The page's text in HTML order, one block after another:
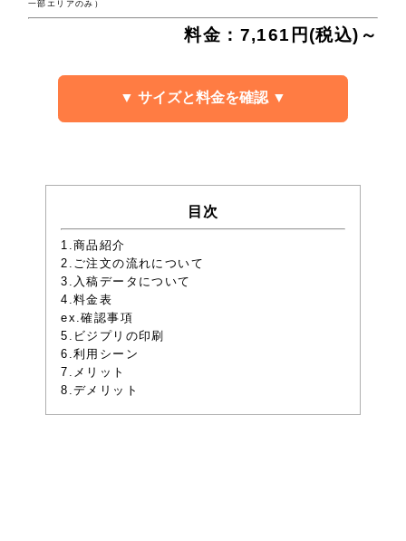
一部エリアのみ）
料金：7,161円(税込)～
▼ サイズと料金を確認 ▼
目次
1.商品紹介
2.ご注文の流れについて
3.入稿データについて
4.料金表
ex.確認事項
5.ビジプリの印刷
6.利用シーン
7.メリット
8.デメリット